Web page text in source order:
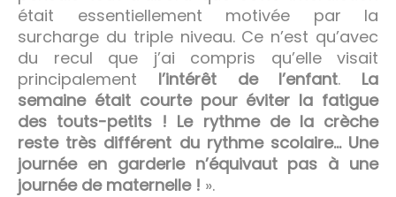
était essentiellement motivée par la
surcharge du triple niveau. Ce n’est qu’avec
du recul que j’ai compris qu’elle visait
principalement l’intérêt de l’enfant. La
semaine était courte pour éviter la fatigue
des touts-petits ! Le rythme de la crèche
reste très différent du rythme scolaire… Une
journée en garderie n’équivaut pas à une
journée de maternelle ! ».